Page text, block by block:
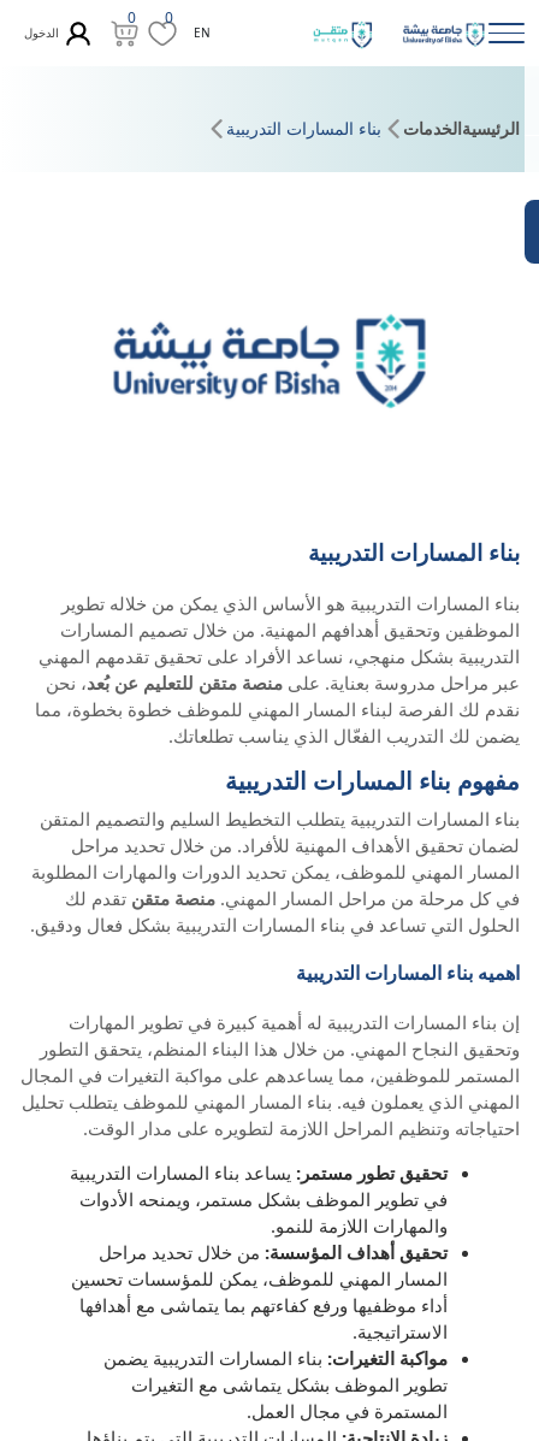
EN
0
0
الدخول
الرئيسيةالخدمات بناء المسارات التدريبية
بناء المسارات التدريبية
بناء المسارات التدريبية هو الأساس الذي يمكن من خلاله تطوير
الموظفين وتحقيق أهدافهم المهنية. من خلال تصميم المسارات
التدريبية بشكل منهجي، نساعد الأفراد على تحقيق تقدمهم المهني
عبر مراحل مدروسة بعناية. على منصة متقن للتعليم عن بُعد، نحن
نقدم لك الفرصة لبناء المسار المهني للموظف خطوة بخطوة، مما
يضمن لك التدريب الفعّال الذي يناسب تطلعاتك.
مفهوم بناء المسارات التدريبية
بناء المسارات التدريبية يتطلب التخطيط السليم والتصميم المتقن
لضمان تحقيق الأهداف المهنية للأفراد. من خلال تحديد مراحل
المسار المهني للموظف، يمكن تحديد الدورات والمهارات المطلوبة
في كل مرحلة من مراحل المسار المهني. منصة متقن تقدم لك
الحلول التي تساعد في بناء المسارات التدريبية بشكل فعال ودقيق.
اهميه بناء المسارات التدريبية
إن بناء المسارات التدريبية له أهمية كبيرة في تطوير المهارات
وتحقيق النجاح المهني. من خلال هذا البناء المنظم، يتحقق التطور
المستمر للموظفين، مما يساعدهم على مواكبة التغيرات في المجال
المهني الذي يعملون فيه. بناء المسار المهني للموظف يتطلب تحليل
احتياجاته وتنظيم المراحل اللازمة لتطويره على مدار الوقت.
تحقيق تطور مستمر: يساعد بناء المسارات التدريبية
في تطوير الموظف بشكل مستمر، ويمنحه الأدوات
والمهارات اللازمة للنمو.
تحقيق أهداف المؤسسة: من خلال تحديد مراحل
المسار المهني للموظف، يمكن للمؤسسات تحسين
أداء موظفيها ورفع كفاءتهم بما يتماشى مع أهدافها
الاستراتيجية.
مواكبة التغيرات: بناء المسارات التدريبية يضمن
تطوير الموظف بشكل يتماشى مع التغيرات
المستمرة في مجال العمل.